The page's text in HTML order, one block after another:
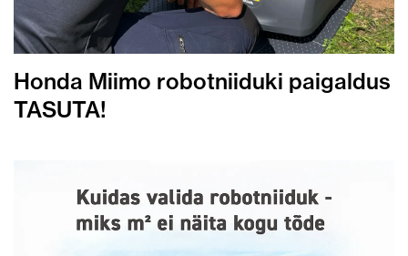
Honda Miimo robotniiduki paigaldus
TASUTA!